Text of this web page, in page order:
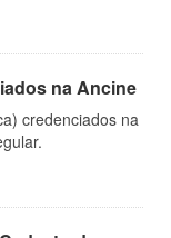
na Ancine
credenciados na